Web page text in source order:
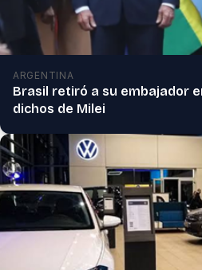
ARGENTINA
Brasil retiró a su embajador
dichos de Milei